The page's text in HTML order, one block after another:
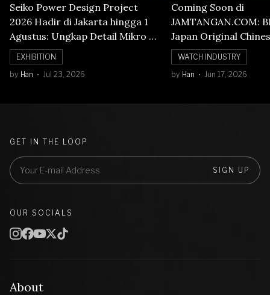
Seiko Power Design Project
2026 Hadir di Jakarta hingga 1
Agustus: Ungkap Detail Mikro di
Balik Seni Watchmaking
EXHIBITION
by Han Jul 23, 2026
Coming Soon di
JAMTANGAN.COM:
Japan Original
Numerals Watch
WATCH INDUSTRY
by Han Jun 17, 2026
About
GET IN THE LOOP
SIGN UP
OUR SOCIALS